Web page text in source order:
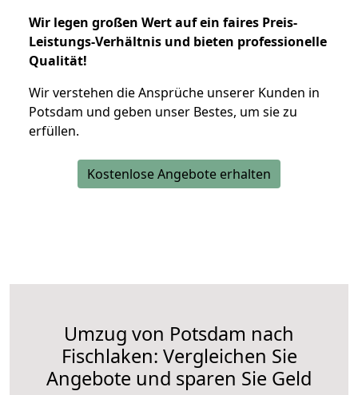
Wir legen großen Wert auf ein faires Preis-
Leistungs-Verhältnis und bieten professionelle
Qualität!
Wir verstehen die Ansprüche unserer Kunden in
Potsdam und geben unser Bestes, um sie zu
erfüllen.
Kostenlose Angebote erhalten
Umzug von Potsdam nach
Fischlaken: Vergleichen Sie
Angebote und sparen Sie Geld